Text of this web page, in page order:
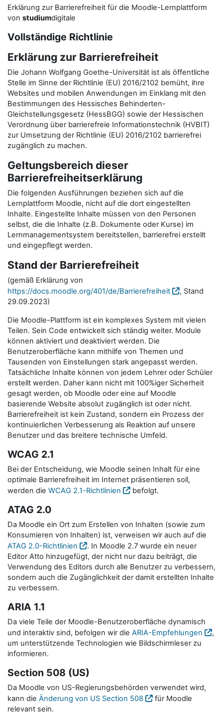
Erklärung zur Barrierefreiheit für die Moodle-Lernplattform
von studiumdigitale
Vollständige Richtlinie
Erklärung zur Barrierefreiheit
Die Johann Wolfgang Goethe-Universität ist als öffentliche
Stelle im Sinne der Richtlinie (EU) 2016/2102 bemüht, ihre
Websites und mobilen Anwendungen im Einklang mit den
Bestimmungen des Hessisches Behinderten-
Gleichstellungsgesetz (HessBGG) sowie der Hessischen
Verordnung über barrierefreie Informationstechnik (HVBIT)
zur Umsetzung der Richtlinie (EU) 2016/2102 barrierefrei
zugänglich zu machen.
Geltungsbereich dieser
Barrierefreiheitserklärung
Die folgenden Ausführungen beziehen sich auf die
Lernplattform Moodle, nicht auf die dort eingestellten
Inhalte. Eingestellte Inhalte müssen von den Personen
selbst, die die Inhalte (z.B. Dokumente oder Kurse) im
Lernmanagementsystem bereitstellen, barrierefrei erstellt
und eingepflegt werden.
Stand der Barrierefreiheit
(gemäß Erklärung von
https://docs.moodle.org/401/de/Barrierefreiheit
, Stand
29.09.2023)
Die Moodle-Plattform ist ein komplexes System mit vielen
Teilen. Sein Code entwickelt sich ständig weiter. Module
können aktiviert und deaktiviert werden. Die
Benutzeroberfläche kann mithilfe von Themen und
Tausenden von Einstellungen stark angepasst werden.
Tatsächliche Inhalte können von jedem Lehrer oder Schüler
erstellt werden. Daher kann nicht mit 100%iger Sicherheit
gesagt werden, ob Moodle oder eine auf Moodle
basierende Website absolut zugänglich ist oder nicht.
Barrierefreiheit ist kein Zustand, sondern ein Prozess der
kontinuierlichen Verbesserung als Reaktion auf unsere
Benutzer und das breitere technische Umfeld.
WCAG 2.1
Bei der Entscheidung, wie Moodle seinen Inhalt für eine
optimale Barrierefreiheit im Internet präsentieren soll,
werden die WCAG 2.1-Richtlinien befolgt.
ATAG 2.0
Da Moodle ein Ort zum Erstellen von Inhalten (sowie zum
Konsumieren von Inhalten) ist, verweisen wir auch auf die
ATAG 2.0-Richtlinien
. In Moodle 2.7 wurde ein neuer
Editor Atto hinzugefügt, der nicht nur dazu beiträgt, die
Verwendung des Editors durch alle Benutzer zu verbessern,
sondern auch die Zugänglichkeit der damit erstellten Inhalte
zu verbessern.
ARIA 1.1
Da viele Teile der Moodle-Benutzeroberfläche dynamisch
und interaktiv sind, befolgen wir die ARIA-Empfehlungen
,
um unterstützende Technologien wie Bildschirmleser zu
informieren.
Section 508 (US)
Da Moodle von US-Regierungsbehörden verwendet wird,
kann die Änderung von US Section 508
für Moodle
relevant sein.